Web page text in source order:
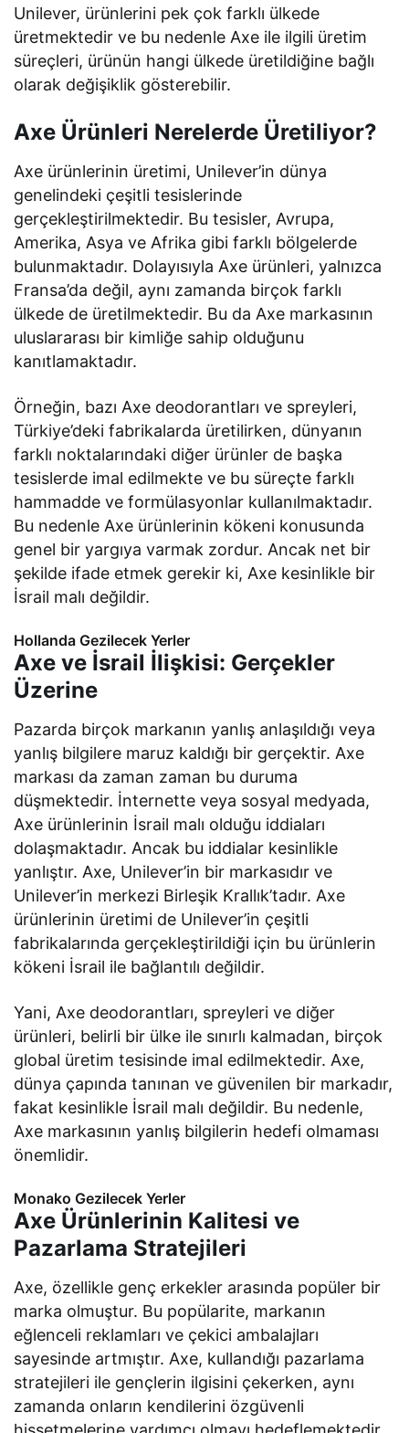
Unilever, ürünlerini pek çok farklı ülkede
üretmektedir ve bu nedenle Axe ile ilgili üretim
süreçleri, ürünün hangi ülkede üretildiğine bağlı
olarak değişiklik gösterebilir.
Axe Ürünleri Nerelerde Üretiliyor?
Axe ürünlerinin üretimi, Unilever’in dünya
genelindeki çeşitli tesislerinde
gerçekleştirilmektedir. Bu tesisler, Avrupa,
Amerika, Asya ve Afrika gibi farklı bölgelerde
bulunmaktadır. Dolayısıyla Axe ürünleri, yalnızca
Fransa’da değil, aynı zamanda birçok farklı
ülkede de üretilmektedir. Bu da Axe markasının
uluslararası bir kimliğe sahip olduğunu
kanıtlamaktadır.
Örneğin, bazı Axe deodorantları ve spreyleri,
Türkiye’deki fabrikalarda üretilirken, dünyanın
farklı noktalarındaki diğer ürünler de başka
tesislerde imal edilmekte ve bu süreçte farklı
hammadde ve formülasyonlar kullanılmaktadır.
Bu nedenle Axe ürünlerinin kökeni konusunda
genel bir yargıya varmak zordur. Ancak net bir
şekilde ifade etmek gerekir ki, Axe kesinlikle bir
İsrail malı değildir.
Hollanda Gezilecek Yerler
Axe ve İsrail İlişkisi: Gerçekler
Üzerine
Pazarda birçok markanın yanlış anlaşıldığı veya
yanlış bilgilere maruz kaldığı bir gerçektir. Axe
markası da zaman zaman bu duruma
düşmektedir. İnternette veya sosyal medyada,
Axe ürünlerinin İsrail malı olduğu iddiaları
dolaşmaktadır. Ancak bu iddialar kesinlikle
yanlıştır. Axe, Unilever’in bir markasıdır ve
Unilever’in merkezi Birleşik Krallık’tadır. Axe
ürünlerinin üretimi de Unilever’in çeşitli
fabrikalarında gerçekleştirildiği için bu ürünlerin
kökeni İsrail ile bağlantılı değildir.
Yani, Axe deodorantları, spreyleri ve diğer
ürünleri, belirli bir ülke ile sınırlı kalmadan, birçok
global üretim tesisinde imal edilmektedir. Axe,
dünya çapında tanınan ve güvenilen bir markadır,
fakat kesinlikle İsrail malı değildir. Bu nedenle,
Axe markasının yanlış bilgilerin hedefi olmaması
önemlidir.
Monako Gezilecek Yerler
Axe Ürünlerinin Kalitesi ve
Pazarlama Stratejileri
Axe, özellikle genç erkekler arasında popüler bir
marka olmuştur. Bu popülarite, markanın
eğlenceli reklamları ve çekici ambalajları
sayesinde artmıştır. Axe, kullandığı pazarlama
stratejileri ile gençlerin ilgisini çekerken, aynı
zamanda onların kendilerini özgüvenli